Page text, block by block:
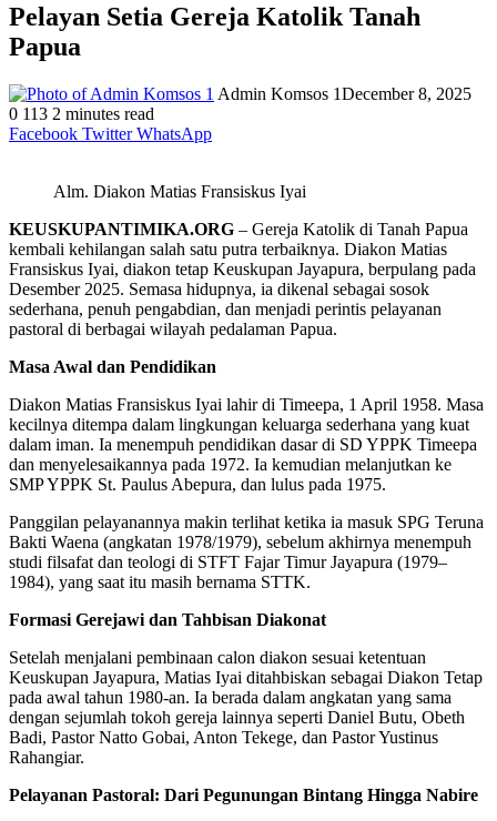
Pelayan Setia Gereja Katolik Tanah
Papua
Admin Komsos 1December 8, 2025
0 113 2 minutes read
Facebook Twitter WhatsApp
Alm. Diakon Matias Fransiskus Iyai
KEUSKUPANTIMIKA.ORG – Gereja Katolik di Tanah Papua
kembali kehilangan salah satu putra terbaiknya. Diakon Matias
Fransiskus Iyai, diakon tetap Keuskupan Jayapura, berpulang pada
Desember 2025. Semasa hidupnya, ia dikenal sebagai sosok
sederhana, penuh pengabdian, dan menjadi perintis pelayanan
pastoral di berbagai wilayah pedalaman Papua.
Masa Awal dan Pendidikan
Diakon Matias Fransiskus Iyai lahir di Timeepa, 1 April 1958. Masa
kecilnya ditempa dalam lingkungan keluarga sederhana yang kuat
dalam iman. Ia menempuh pendidikan dasar di SD YPPK Timeepa
dan menyelesaikannya pada 1972. Ia kemudian melanjutkan ke
SMP YPPK St. Paulus Abepura, dan lulus pada 1975.
Panggilan pelayanannya makin terlihat ketika ia masuk SPG Teruna
Bakti Waena (angkatan 1978/1979), sebelum akhirnya menempuh
studi filsafat dan teologi di STFT Fajar Timur Jayapura (1979–
1984), yang saat itu masih bernama STTK.
Formasi Gerejawi dan Tahbisan Diakonat
Setelah menjalani pembinaan calon diakon sesuai ketentuan
Keuskupan Jayapura, Matias Iyai ditahbiskan sebagai Diakon Tetap
pada awal tahun 1980-an. Ia berada dalam angkatan yang sama
dengan sejumlah tokoh gereja lainnya seperti Daniel Butu, Obeth
Badi, Pastor Natto Gobai, Anton Tekege, dan Pastor Yustinus
Rahangiar.
Pelayanan Pastoral: Dari Pegunungan Bintang Hingga Nabire